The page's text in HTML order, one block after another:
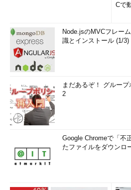
Cで
Node.jsのMVCフレー
識とインストール (1/3)
まだあるぞ！ グループ
2
Google Chromeで「不
たファイルをダウンロ